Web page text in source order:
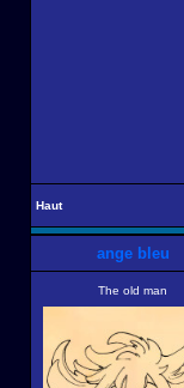
Haut
ange bleu
The old man